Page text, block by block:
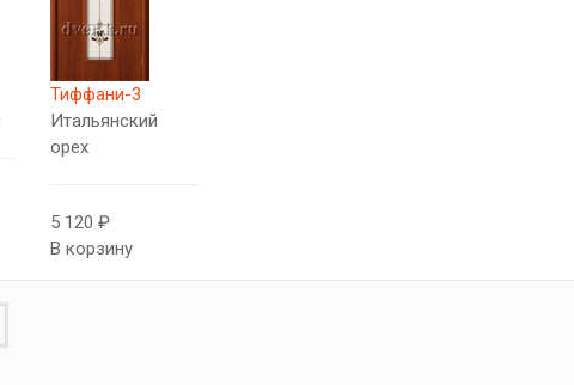
Тиффани-3
Итальянский
орех
5 120 ₽
В корзину